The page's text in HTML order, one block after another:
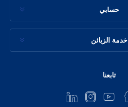
حسابي
خدمة الزبائن
تابعنا